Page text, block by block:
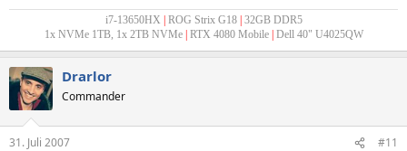
i7-13650HX |ROG Strix G18 |32GB DDR5
1x NVMe 1TB, 1x 2TB NVMe|RTX 4080 Mobile | Dell 40" U4025QW
Drarlor
Commander
31. Juli 2007 #11